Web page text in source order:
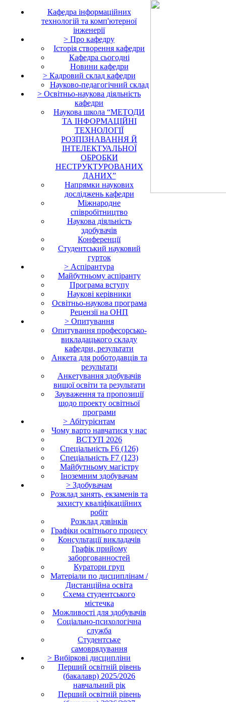
Кафедра iнформаційних
технологій та комп'ютерної
інженерії
> Про кафедру
Історія створення кафедри
Кафедра сьогодні
Новини кафедри
> Кадровий склад кафедри
Науково-педагогічний склад
> Освітньо-наукова діяльність
кафедри
Наукова школа “МЕТОДИ
ТА ІНФОРМАЦІЙНІ
ТЕХНОЛОГІЇ
РОЗПІЗНАВАННЯ Й
ІНТЕЛЕКТУАЛЬНОЇ
ОБРОБКИ
НЕСТРУКТУРОВАНИХ
ДАНИХ”
Напрямки наукових
досліджень кафедри
Міжнародне
співробітництво
Наукова діяльність
здобувачів
Конференції
Студентський науковий
гурток
> Аспірантура
Майбутньому аспіранту
Програма вступу
Наукові керівники
Освітньо-наукова програма
Рецензії на ОНП
> Опитування
Опитування професорсько-
викладацького складу
кафедри, результати
Анкета для роботодавців та
результати
Анкетування здобувачів
вищої освіти та результати
Зауваження та пропозиції
щодо проекту освітньої
програми
> Абітурієнтам
Чому варто навчатися у нас
ВСТУП 2026
Cпеціальність F6 (126)
Cпеціальність F7 (123)
Майбутньому магістру
Іноземним здобувачам
> Здобувачам
Розклад занять, екзаменів та
захисту кваліфікаційних
робіт
Розклад дзвінків
Графіки освітнього процесу
Консультації викладачів
Графік прийому
заборгованностей
Куратори груп
Матеріали по дисциплінам /
Дистанційна освіта
Схема студентського
містечка
Можливості для здобувачів
Соціально-психологічна
служба
Студентське
самоврядування
> Вибіркові дисципліни
Перший освітній рівень
(бакалавр) 2025/2026
навчальний рік
Перший освітній рівень